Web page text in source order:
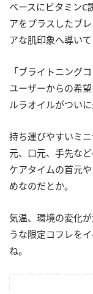
ベースにビタミン
アをプラスしたブ
アな肌印象へ導い
「ブライトニング
ユーザーからの希
ルラオイルがついに
持ち運びやすいミ
元、口元、手先な
ケアタイムの首元
めなのだとか。
気温、環境の変化
うな限定コフレを
ね。